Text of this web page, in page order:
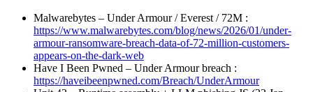
Malwarebytes – Under Armour / Everest / 72M :
https://www.malwarebytes.com/blog/news/2026/01/under-
armour-ransomware-breach-data-of-72-million-customers-
appears-on-the-dark-web
Have I Been Pwned – Under Armour breach :
https://haveibeenpwned.com/Breach/UnderArmour